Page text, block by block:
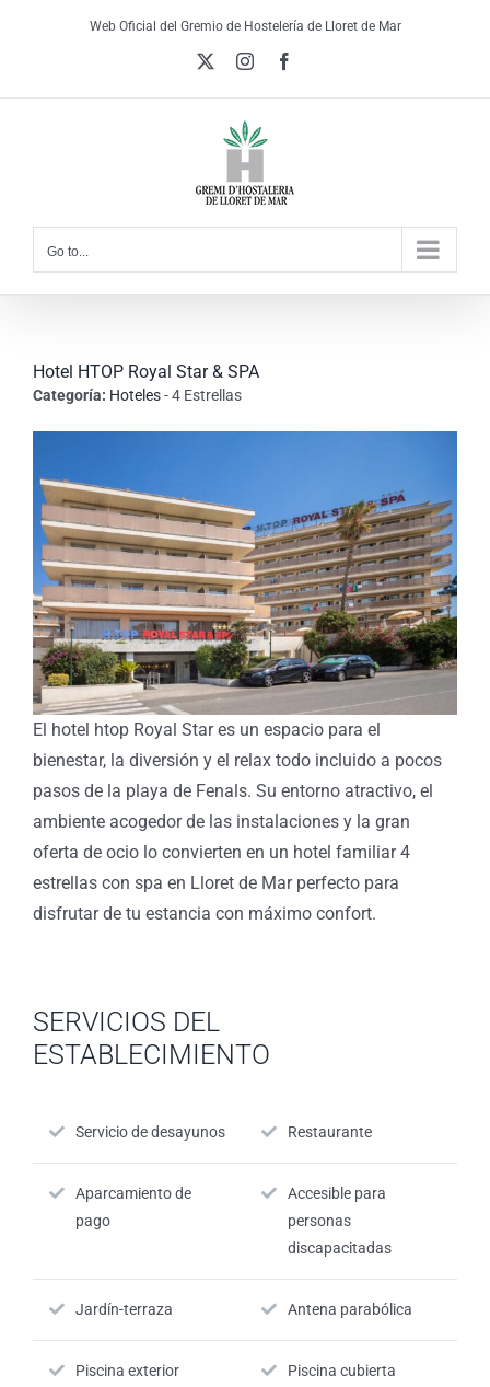
Web Oficial del Gremio de Hostelería de Lloret de Mar
Instagram
Go to...
Hotel HTOP Royal Star & SPA
Categoría: Hoteles- 4 Estrellas
Larger
Image
El hotel htop Royal Star es un espacio para el
bienestar, la diversión y el relax todo incluido a pocos
pasos de la playa de Fenals. Su entorno atractivo, el
ambiente acogedor de las instalaciones y la gran
oferta de ocio lo convierten en un hotel familiar 4
estrellas con spa en Lloret de Mar perfecto para
disfrutar de tu estancia con máximo confort.
SERVICIOS DEL
ESTABLECIMIENTO
Servicio de desayunos Restaurante
Aparcamiento de
pago
Accesible para
personas
discapacitadas
Jardín-terraza Antena parabólica
Piscina exterior Piscina cubierta